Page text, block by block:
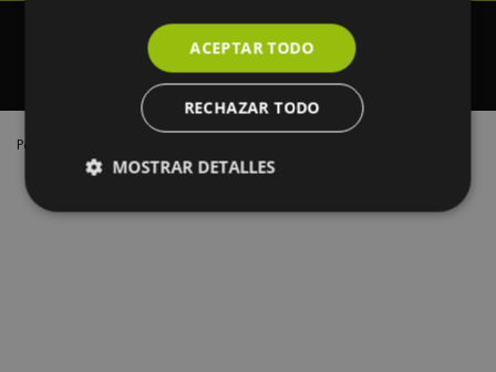
Contacto:
Email:
enpresadigitala@spri.eus
Política interna
ACEPTAR TODO
RECHAZAR TODO
MOSTRAR DETALLES